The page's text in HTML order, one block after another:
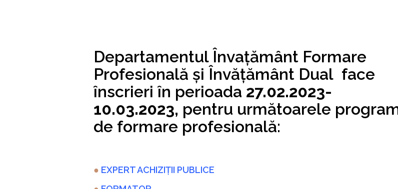
Departamentul Învațământ Formare
Profesională și Învățământ Dual face
înscrieri în perioada 27.02.2023-
10.03.2023, pentru următoarele
de formare profesională:
● EXPERT ACHIZIȚII PUBLICE